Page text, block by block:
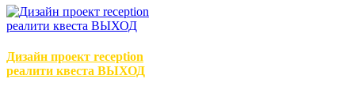
Дизайн проект reception
реалити квеста ВЫХОД